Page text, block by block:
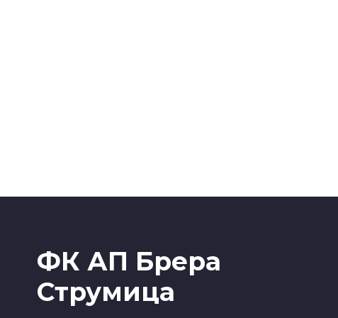
ФК АП Брера
Струмица